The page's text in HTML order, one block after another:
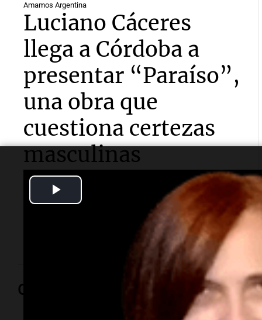
Amamos Argentina
Luciano Cáceres
llega a Córdoba a
presentar “Paraíso”,
una obra que
cuestiona certezas
masculinas
El reconocido actor contó a Cadena 3que se trata de
un unipersonal sobre un empresario de mal genio,
que recibe un trasplante de corazón de una prostituta
negra dominicana y empieza a sentir lo mismo que
Opinión